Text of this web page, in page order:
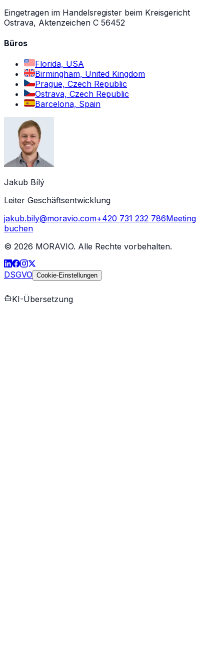
Eingetragen im Handelsregister beim Kreisgericht
Ostrava, Aktenzeichen C 56452
Büros
Florida, USA
Birmingham, United Kingdom
Prague, Czech Republic
Ostrava, Czech Republic
Barcelona, Spain
Jakub Bílý
Leiter Geschäftsentwicklung
jakub.bily@moravio.com+420 731 232 786Meeting
buchen
© 2026 MORAVIO. Alle Rechte vorbehalten.
DSGVO Cookie-Einstellungen
KI-Übersetzung